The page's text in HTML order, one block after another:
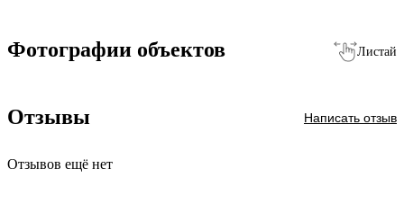
Фотографии объектов Листай
Отзывы Написать отзыв
Отзывов ещё нет